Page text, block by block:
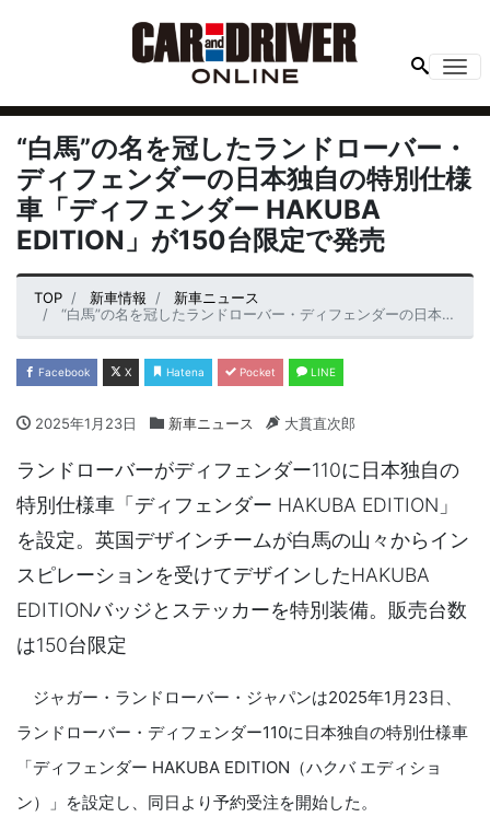
“白馬”の名を冠したランドローバー・
ディフェンダーの日本独自の特別仕様
車「ディフェンダー HAKUBA
EDITION」が150台限定で発売
TOP 新車情報
新車ニュース
“白馬”の名を冠したランドローバー・ディフェンダーの日本独自の特別仕様車「ディフェンダー HAKUBA EDITION」が150台限定で発売
Facebook X Hatena Pocket LINE
2025年1月23日 新車ニュース 大貫直次郎
ランドローバーがディフェンダー110に日本独自の
特別仕様車「ディフェンダー HAKUBA EDITION」
を設定。英国デザインチームが白馬の山々からイン
スピレーションを受けてデザインしたHAKUBA
EDITIONバッジとステッカーを特別装備。販売台数
は150台限定
ジャガー・ランドローバー・ジャパンは2025年1月23日、
ランドローバー・ディフェンダー110に日本独自の特別仕様車
「ディフェンダー HAKUBA EDITION（ハクバ エディショ
ン）」を設定し、同日より予約受注を開始した。